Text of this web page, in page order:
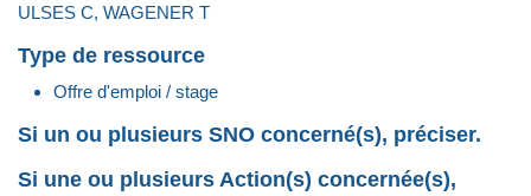
ULSES C, WAGENER T
Type de ressource
Offre d'emploi / stage
Si un ou plusieurs SNO concerné(s), préciser.
Si une ou plusieurs Action(s) concernée(s),